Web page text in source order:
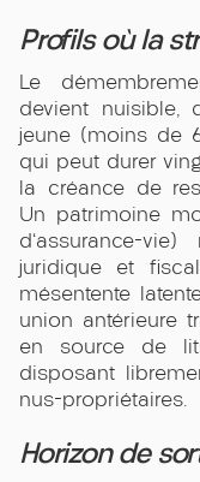
Profils où la
Le
devient nuisible,
jeune (moins de
qui peut durer
la créance de
Un patrimoine
d'assurance-
juridique et
mésentente
union antérieure
en source de
disposant
nus-propriétaires.
Horizon de